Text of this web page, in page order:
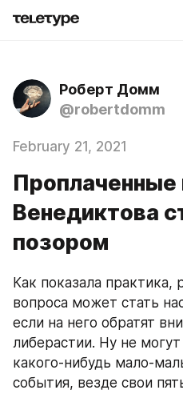
Роберт Домм
@robertdomm
February 21, 2021
Проплаченные
Венедиктова
позором
Как показала
вопроса может стать
если на него обратят
либерастии. Ну не
какого-нибудь мало-
события, везде свои